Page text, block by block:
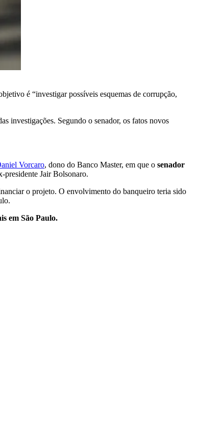
é “investigar possíveis esquemas de corrupção,
investigações. Segundo o senador, os fatos novos
Vorcaro, dono do Banco Master, em que o senador
presidente Jair Bolsonaro.
o projeto. O envolvimento do banqueiro teria sido
em São Paulo.